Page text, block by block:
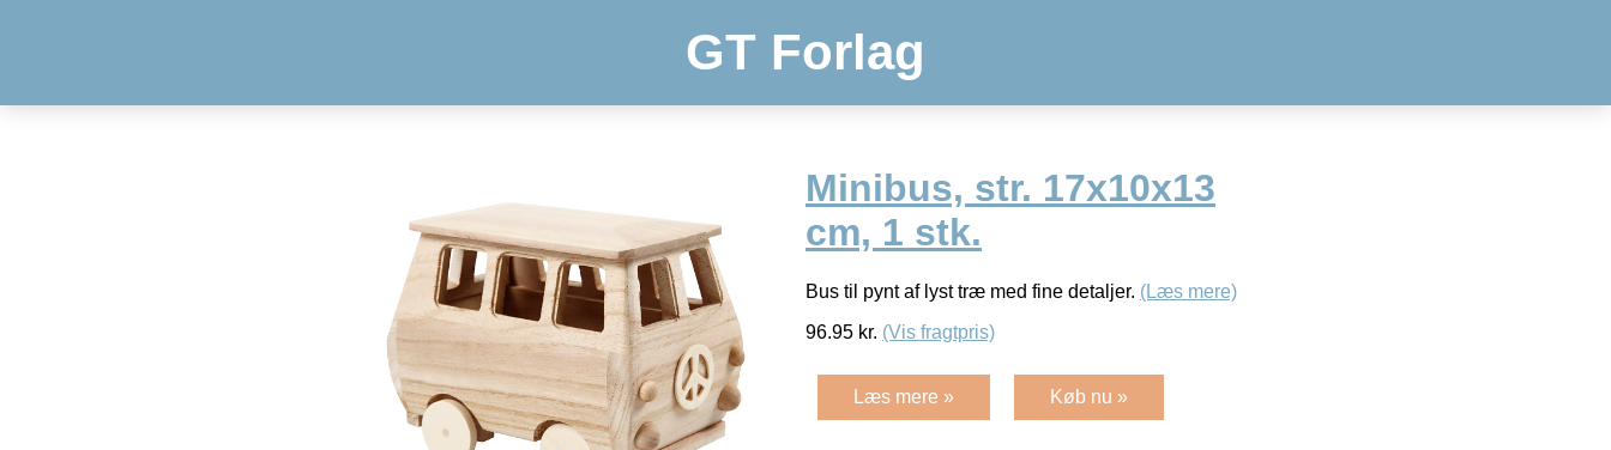
GT Forlag
Minibus, str. 17x10x13
cm, 1 stk.
Bus til pynt af lyst træ med fine detaljer. (Læs mere)
96.95 kr. (Vis fragtpris)
Læs mere » Køb nu »